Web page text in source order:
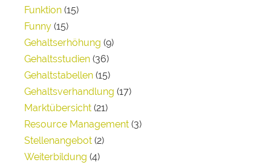
Funktion (15)
Funny (15)
Gehaltserhöhung (9)
Gehaltsstudien (36)
Gehaltstabellen (15)
Gehaltsverhandlung (17)
Marktübersicht (21)
Resource Management (3)
Stellenangebot (2)
Weiterbildung (4)